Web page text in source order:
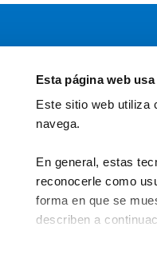
Esta página web
Este sitio web utiliza
navega.
En general, estas
reconocerle como
forma en que se
describen a
Quienes somos
Canal ético